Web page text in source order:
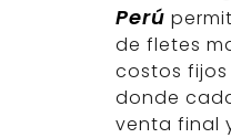
Perú
de fletes
costos
donde
venta final